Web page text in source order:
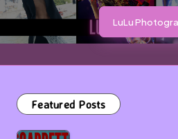
LuLu
Featured Posts